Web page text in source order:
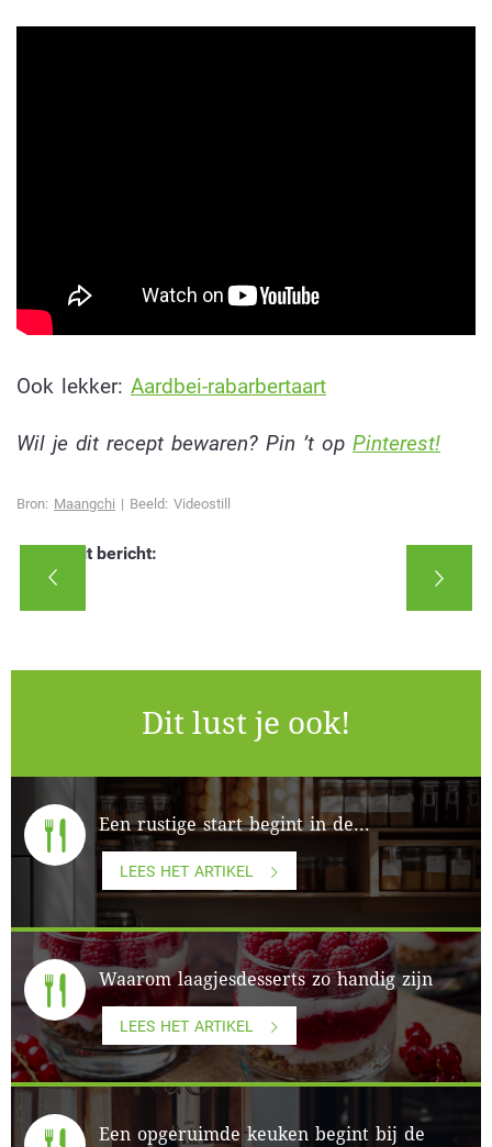
Ook lekker: Aardbei-rabarbertaart
Wil je dit recept bewaren? Pin ’t op Pinterest!
Bron: Maangchi | Beeld: Videostill
Deel dit bericht:
Dit lust je ook!
Een rustige start begint in de...
LEES HET ARTIKEL
Waarom laagjesdesserts zo handig zijn
LEES HET ARTIKEL
Een opgeruimde keuken begint bij de